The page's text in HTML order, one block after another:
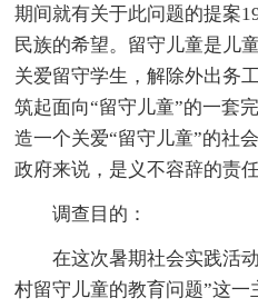
期间就有关于此问题的提案
民族的希望。留守儿童是儿
关爱留守学生，解除外出务
筑起面向“留守儿童”的一套
造一个关爱“留守儿童”的社
政府来说，是义不容辞的责任
调查目的：
在这次暑期社会实践活动
村留守儿童的教育问题”这